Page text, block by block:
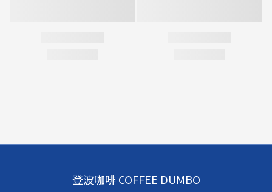
登波咖啡 COFFEE DUMBO